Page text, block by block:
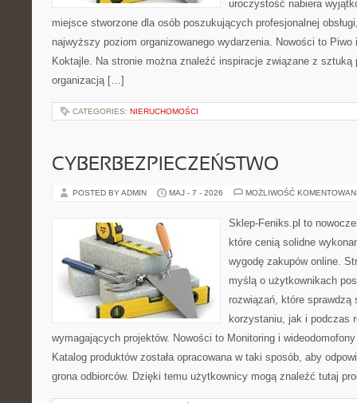
uroczystość nabiera
miejsce stworzone dla osób poszukujących profesjonalnej
najwyższy poziom organizowanego wydarzenia. Nowości to
Koktajle. Na stronie można znaleźć inspiracje związane z sztuką
organizacją […]
CATEGORIES: NIERUCHOMOŚCI
CYBERBEZPIECZEŃSTWO
POSTED BY ADMIN MAJ - 7 - 2026 MOŻLIWOŚĆ
Sklep-Feniks.pl to
które cenią solidne
wygodę zakupów online.
myślą o użytkownikach
rozwiązań, które sprawdzą
korzystaniu, jak i podczas
wymagających projektów. Nowości to Monitoring i
Katalog produktów została opracowana w taki sposób, aby
grona odbiorców. Dzięki temu użytkownicy mogą znaleźć tutaj